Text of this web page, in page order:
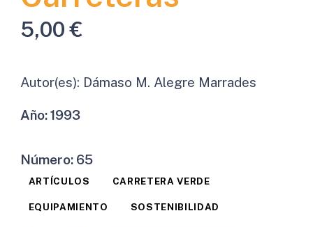
5,00€
Autor(es): Dámaso M. Alegre Marrades
Año:1993
Número: 65
ARTÍCULOS CARRETERA VERDE
EQUIPAMIENTO SOSTENIBILIDAD